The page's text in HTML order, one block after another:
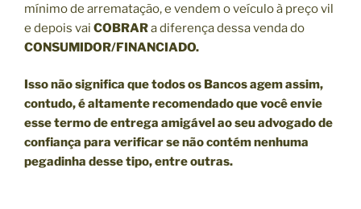
mínimo de arrematação, e vendem o veículo à preço vil
e depois vai COBRARa diferença dessa venda do
CONSUMIDOR/FINANCIADO.
Isso não significa que todos os Bancos agem assim,
contudo, é altamente recomendado que você envie
esse termo de entrega amigável ao seu advogado de
confiança para verificar se não contém nenhuma
pegadinha desse tipo, entre outras.